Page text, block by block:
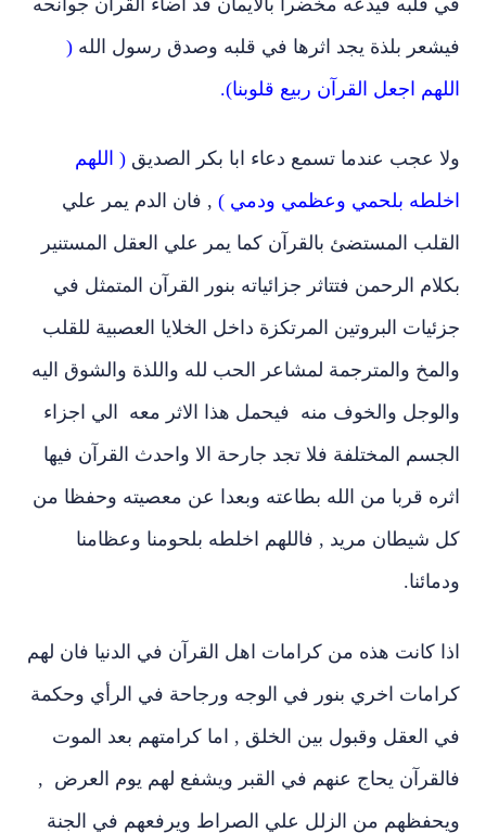
فيشعر بلذة يجد اثرها في قلبه وصدق رسول الله (
اللهم اجعل القرآن ربيع قلوبنا).
ولا عجب عندما تسمع دعاء ابا بكر الصديق ( اللهم
اخلطه بلحمي وعظمي ودمي ) , فان الدم يمر علي
القلب المستضئ بالقرآن كما يمر علي العقل المستنير
بكلام الرحمن فتتاثر جزائياته بنور القرآن المتمثل في
جزئيات البروتين المرتكزة داخل الخلايا العصبية للقلب
والمخ والمترجمة لمشاعر الحب لله واللذة والشوق اليه
والوجل والخوف منه فيحمل هذا الاثر معه الي اجزاء
الجسم المختلفة فلا تجد جارحة الا واحدث القرآن فيها
اثره قربا من الله بطاعته وبعدا عن معصيته وحفظا من
كل شيطان مريد , فاللهم اخلطه بلحومنا وعظامنا
ودمائنا.
اذا كانت هذه من كرامات اهل القرآن في الدنيا فان لهم
كرامات اخري بنور في الوجه ورجاحة في الرأي وحكمة
في العقل وقبول بين الخلق , اما كرامتهم بعد الموت
فالقرآن يحاج عنهم في القبر ويشفع لهم يوم العرض ,
ويحفظهم من الزلل علي الصراط ويرفعهم في الجنة